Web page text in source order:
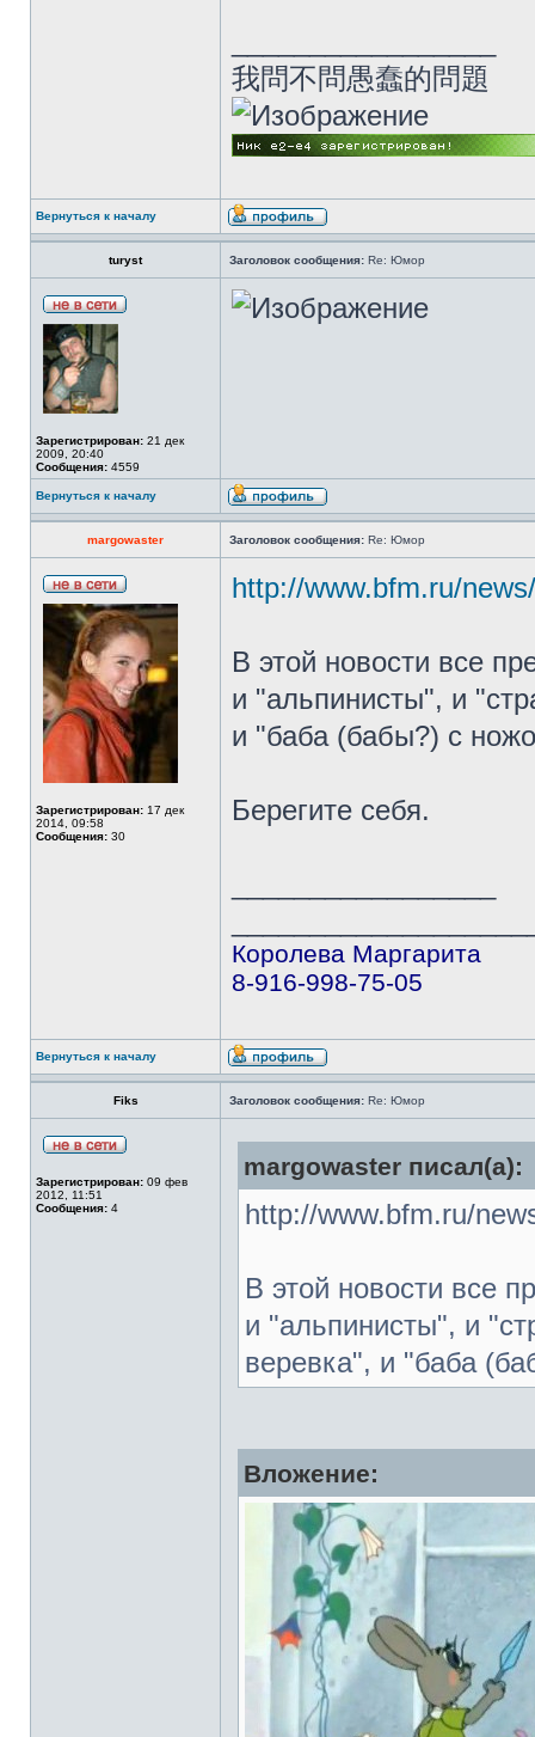
我問不問愚蠢的問題
Вернуться к началу
turyst Заголовок сообщения: Re: Юмор
Зарегистрирован: 21 дек
2009, 20:40
Сообщения: 4559
Вернуться к началу
margowaster Заголовок сообщения: Re: Юмор
Зарегистрирован: 17 дек
2014, 09:58
Сообщения: 30
http://www.bfm.ru/
В этой новости все
и "альпинисты", и
и "баба (бабы?) с
Берегите себя.
Королева Маргарита
8-916-998-75-05
Вернуться к началу
Fiks Заголовок сообщения: Re: Юмор
Зарегистрирован: 09 фев
2012, 11:51
Сообщения: 4
margowaster писал(а):
http://www.bfm.ru/
В этой новости все
и "альпинисты", и
веревка", и "баба
Вложение: